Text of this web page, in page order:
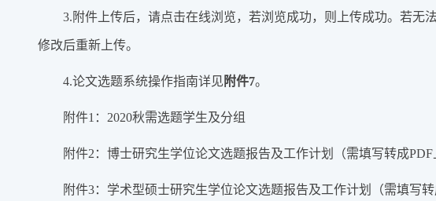
3.附件上传后，请点击在线浏览，若浏览成功，则上传成功。若无
修改后重新上传。
4.论文选题系统操作指南详见 附件7。
附件1：2020秋需选题学生及分组
附件2：博士研究生学位论文选题报告及工作计划（需填写转成PDF
附件3：学术型硕士研究生学位论文选题报告及工作计划（需填写转